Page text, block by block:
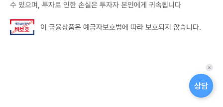
수 있으며, 투자로 인한 손실은 투자자 본인에게 귀속됩니다
이 금융상품은 예금자보호법에 따라 보호되지 않습니다.
상담
퀵
메
뉴